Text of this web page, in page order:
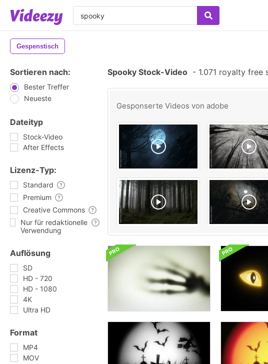
Gespenstisch
Sortieren nach:
Bester Treffer
Neueste
Dateityp
Stock-Video
After Effects
Lizenz-Typ:
Standard
Premium
Creative Commons
Nur für redaktionelle
Verwendung
Auflösung
SD
HD - 720
HD - 1080
4K
Ultra HD
Format
MP4
MOV
Spooky Stock-Video - 1.071 royalty free
Gesponserte Videos von adobe